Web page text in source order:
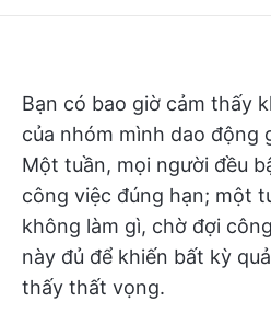
Bạn có bao giờ cảm thấy
của nhóm mình dao động
Một tuần, mọi người đều
công việc đúng hạn; một
không làm gì, chờ đợi
này đủ để khiến bất kỳ
thấy thất vọng.